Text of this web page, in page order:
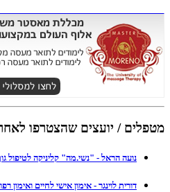
מטפלים / יועצים שהצטרפו
נועה הראל - "נשי.מה" קליניקה לטיפול
דורית לוינגר - אימון אישי לחיים ואימון